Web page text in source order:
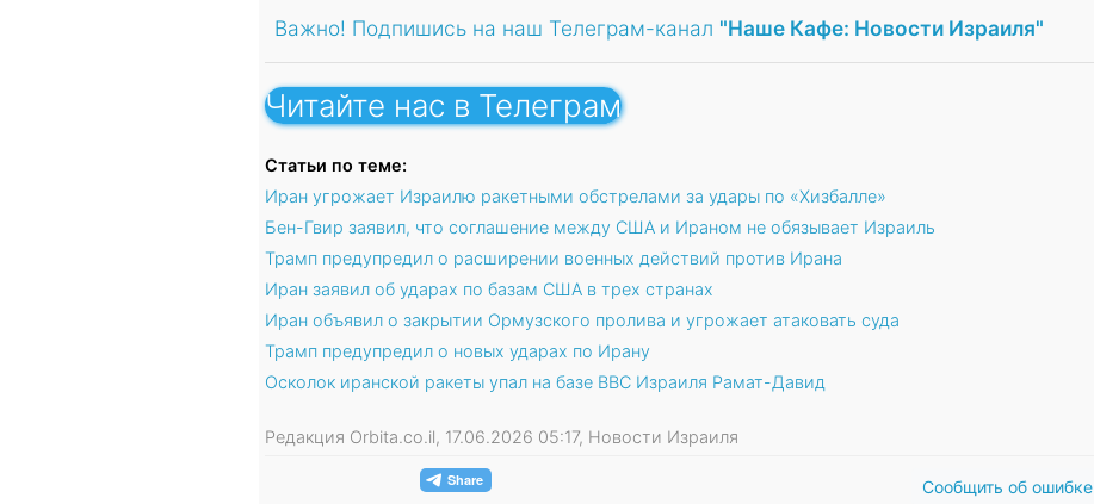
Важно! Подпишись на наш Телеграм-канал "Наше Кафе: Новости Израиля"
Читайте нас в Телеграм
Статьи по теме:
Иран угрожает Израилю ракетными обстрелами за удары по «Хизбалле»
Бен-Гвир заявил, что соглашение между США и Ираном не обязывает Израиль
Трамп предупредил о расширении военных действий против Ирана
Иран заявил об ударах по базам США в трех странах
Иран объявил о закрытии Ормузского пролива и угрожает атаковать суда
Трамп предупредил о новых ударах по Ирану
Осколок иранской ракеты упал на базе ВВС Израиля Рамат-Давид
Редакция Orbita.co.il, 17.06.2026 05:17, Новости Израиля
Сообщить об ошибке